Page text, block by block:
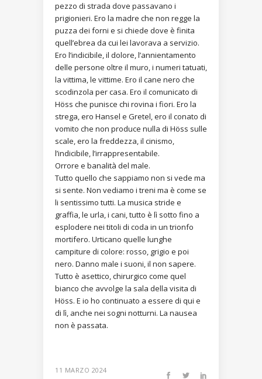
pezzo di strada dove passavano i
prigionieri. Ero la madre che non regge la
puzza dei forni e si chiede dove è finita
quell’ebrea da cui lei lavorava a servizio.
Ero l’indicibile, il dolore, l’annientamento
delle persone oltre il muro, i numeri tatuati,
la vittima, le vittime. Ero il cane nero che
scodinzola per casa. Ero il comunicato di
Höss che punisce chi rovina i fiori. Ero la
strega, ero Hansel e Gretel, ero il conato di
vomito che non produce nulla di Höss sulle
scale, ero la freddezza, il cinismo,
l’indicibile, l’irrappresentabile.
Orrore e banalità del male.
Tutto quello che sappiamo non si vede ma
si sente. Non vediamo i treni ma è come se
li sentissimo tutti. La musica stride e
graffia, le urla, i cani, tutto è lì sotto fino a
esplodere nei titoli di coda in un trionfo
mortifero. Urticano quelle lunghe
campiture di colore: rosso, grigio e poi
nero. Danno male i suoni, il non sapere.
Tutto è asettico, chirurgico come quel
bianco che avvolge la sala della visita di
Höss. E io ho continuato a essere di qui e
di lì, anche nei sogni notturni. La nausea
non è passata.
11 MARZO 2024